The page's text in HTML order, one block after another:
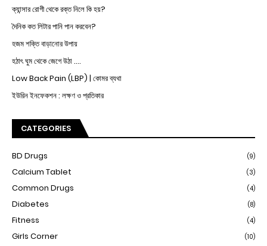
ক্যান্সার রোগী থেকে রক্ত নিলে কি হয়?
দৈনিক কত লিটার পানি পান করবেন?
হজম শক্তি বাড়ানোর উপায়
হঠাৎ ঘুম থেকে জেগে উঠা ....
Low Back Pain (LBP) | কোমর ব্যথা
ইউরিন ইনফেকশন : লক্ষণ ও প্রতিকার
CATEGORIES
BD Drugs (9)
Calcium Tablet (3)
Common Drugs (4)
Diabetes (8)
Fitness (4)
Girls Corner (10)